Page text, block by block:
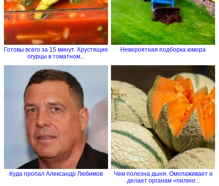
Готовы всего за 15 минут. Хрустящие
огурцы в томатном...
Невероятная подборка юмора
Куда пропал Александр Любимов
Чем полезна дыня. Омолаживает и
делает органам «пилинг...